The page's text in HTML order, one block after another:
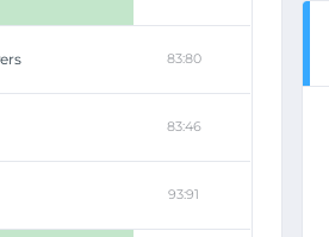
83:80
83:46
93:91